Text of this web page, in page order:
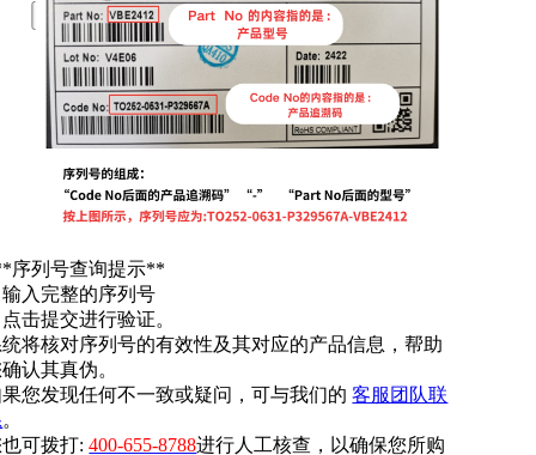
提交
序列号查询提示**
输入完整的序列号
点击提交进行验证。
将核对序列号的有效性及其对应的产品信息，帮助
认其真伪。
您发现任何不一致或疑问，可与我们的客服团队联
。
也可拨打:400-655-8788进行人工核查，以确保您所购